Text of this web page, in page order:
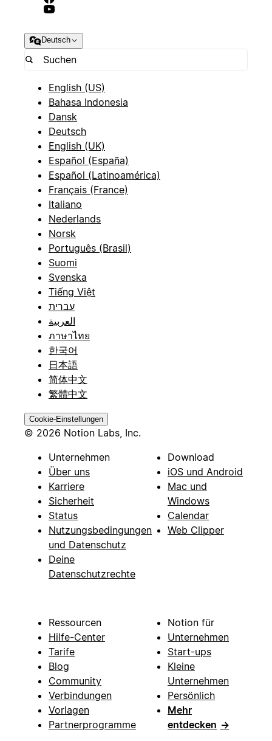
Deutsch
English (US)
Bahasa Indonesia
Dansk
Deutsch
English (UK)
Español (España)
Español (Latinoamérica)
Français (France)
Italiano
Nederlands
Norsk
Português (Brasil)
Suomi
Svenska
Tiếng Việt
עברית
العربية
ภาษาไทย
한국어
日本語
简体中文
繁體中文
Cookie-Einstellungen
© 2026 Notion Labs, Inc.
Unternehmen
Über uns
Karriere
Sicherheit
Status
Nutzungsbedingungen
und Datenschutz
Deine
Datenschutzrechte
Download
iOS und Android
Mac und
Windows
Calendar
Web Clipper
Ressourcen
Hilfe-Center
Tarife
Blog
Community
Verbindungen
Vorlagen
Partnerprogramme
Notion für
Unternehmen
Start-ups
Kleine
Unternehmen
Persönlich
Mehr
entdecken →